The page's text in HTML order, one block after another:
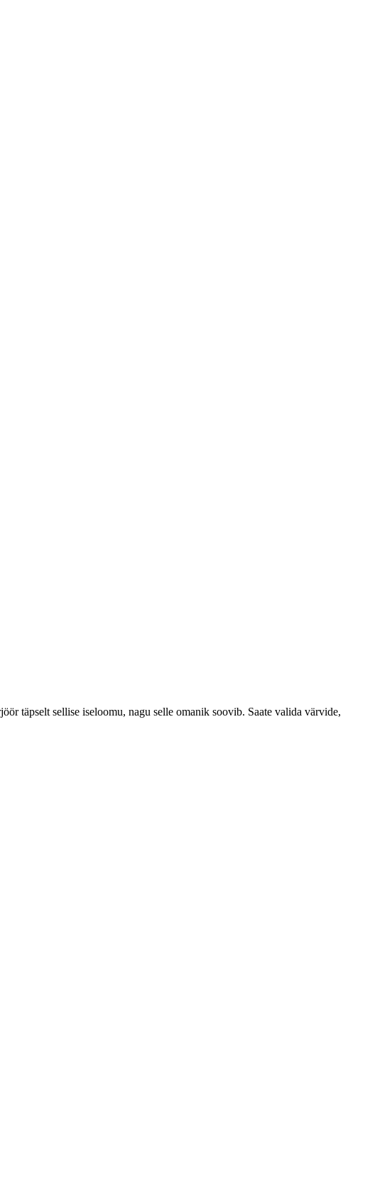
täpselt sellise iseloomu, nagu selle omanik soovib. Saate valida värvide,